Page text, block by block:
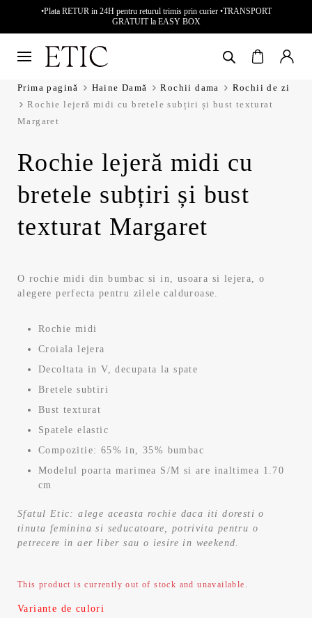
•Plata RETUR in 24H pentru returul trimis prin curier •TRANSPORT
GRATUIT la EASY BOX
Prima pagină Haine Damă Rochii dama
Rochii de zi
Rochie lejeră midi cu bretele subțiri și bust texturat
Margaret
Rochie lejeră midi cu
bretele subțiri și bust
texturat Margaret
O rochie midi din bumbac si in, usoara si lejera, o
alegere perfecta pentru zilele calduroase.
Rochie midi
Croiala lejera
Decoltata in V, decupata la spate
Bretele subtiri
Bust texturat
Spatele elastic
Compozitie: 65% in, 35% bumbac
Modelul poarta marimea S/M si are inaltimea 1.70
cm
Sfatul Etic: alege aceasta rochie daca iti doresti o
tinuta feminina si seducatoare, potrivita pentru o
petrecere in aer liber sau o iesire in weekend.
This product is currently out of stock and unavailable.
Variante de culori